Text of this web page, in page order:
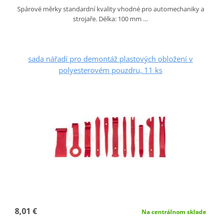
Spárové měrky standardní kvality vhodné pro automechaniky a
strojaře. Délka: 100 mm …
sada nářadí pro demontáž plastových obložení v
polyesterovém pouzdru, 11 ks
8,01 € Na centrálnom sklade